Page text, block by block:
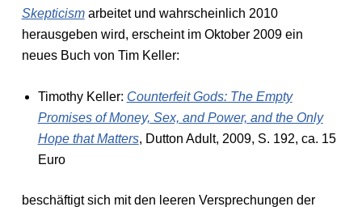
Skepticismarbeitet und wahrscheinlich 2010
herausgeben wird, erscheint im Oktober 2009 ein
neues Buch von Tim Keller:
Timothy Keller: Counterfeit Gods: The Empty
Promises of Money, Sex, and Power, and the Only
Hope that Matters, Dutton Adult, 2009, S. 192, ca. 15
Euro
beschäftigt sich mit den leeren Versprechungen der